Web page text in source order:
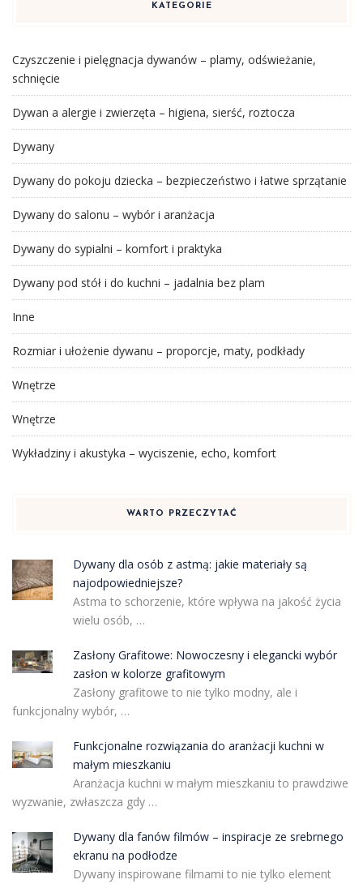
KATEGORIE
Czyszczenie i pielęgnacja dywanów – plamy, odświeżanie,
schnięcie
Dywan a alergie i zwierzęta – higiena, sierść, roztocza
Dywany
Dywany do pokoju dziecka – bezpieczeństwo i łatwe sprzątanie
Dywany do salonu – wybór i aranżacja
Dywany do sypialni – komfort i praktyka
Dywany pod stół i do kuchni – jadalnia bez plam
Inne
Rozmiar i ułożenie dywanu – proporcje, maty, podkłady
Wnętrze
Wnętrze
Wykładziny i akustyka – wyciszenie, echo, komfort
WARTO PRZECZYTAĆ
Dywany dla osób z astmą: jakie materiały są
najodpowiedniejsze?
Astma to schorzenie, które wpływa na jakość życia
wielu osób, …
Zasłony Grafitowe: Nowoczesny i elegancki wybór
zasłon w kolorze grafitowym
Zasłony grafitowe to nie tylko modny, ale i
funkcjonalny wybór, …
Funkcjonalne rozwiązania do aranżacji kuchni w
małym mieszkaniu
Aranżacja kuchni w małym mieszkaniu to prawdziwe
wyzwanie, zwłaszcza gdy …
Dywany dla fanów filmów – inspiracje ze srebrnego
ekranu na podłodze
Dywany inspirowane filmami to nie tylko element